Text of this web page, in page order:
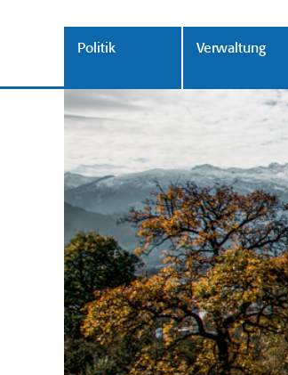
Politik Verwaltung